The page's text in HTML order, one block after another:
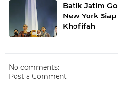
Batik Jatim Go
New York Siap Bantu Gubernur
Khofifah
No comments:
Post a Comment